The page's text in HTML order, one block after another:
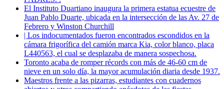
El Instituto Duartiano inaugura la primera estatua ecuestre de
Juan Pablo Duarte, ubicada en la intersección de las Av. 27 de
Febrero y Winston Churchill
| Los indocumentados fueron encontrados escondidos en la
cámara frigorífica del camión marca Kia, color blanco, placa
L440563, el cual se desplazaba de manera sospechosa.
Toronto acaba de romper récords con más de 46-60 cm de
nieve en un solo día, la mayor acumulación diaria desde 1937.
Maestros frente a las pizarras, estudiantes con cuadernos